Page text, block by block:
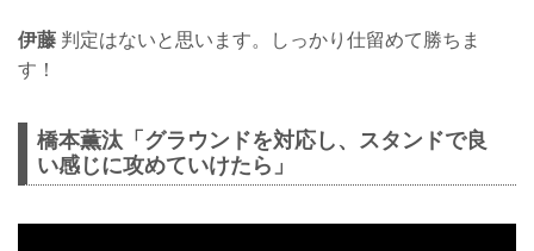
伊藤 判定はないと思います。しっかり仕留めて勝ちま
す！
橋本薫汰「グラウンドを対応し、スタンドで良
い感じに攻めていけたら」